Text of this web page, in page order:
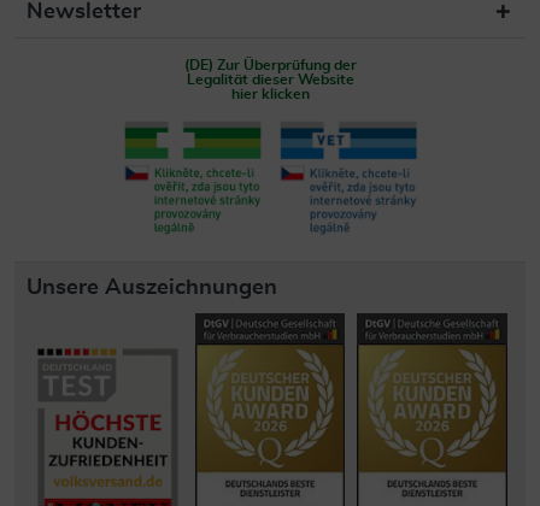
Newsletter
(DE) Zur Überprüfung der
Legalität dieser Website
hier klicken
Unsere Auszeichnungen